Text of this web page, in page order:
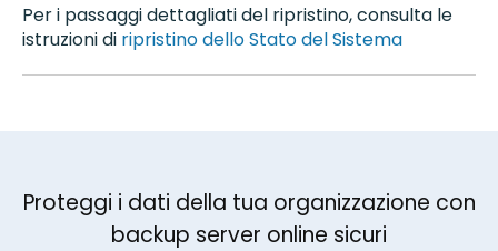
Per i passaggi dettagliati del ripristino, consulta le
istruzioni di ripristino dello Stato del Sistema
Proteggi i dati della tua organizzazione con
backup server online sicuri